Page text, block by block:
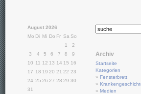
August 2026
Mo Di Mi Do Fr Sa So
1
2
3
4 5 6 7 8
9
10 11 12 13 14 15 16
17 18 19 20 21 22 23
24 25 26 27 28 29 30
31
Archiv
Startseite
Kategorien
» Fensterbrett
»
» Medien